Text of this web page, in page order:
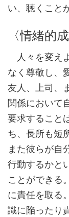
い、聴くこと
〈情緒的
人々を変え
なく尊敬し、
友人、上司、
関係において
要求すること
ち、長所も短
また彼らが自
行動するかと
ことができる
に責任を取る
識に陥ったり